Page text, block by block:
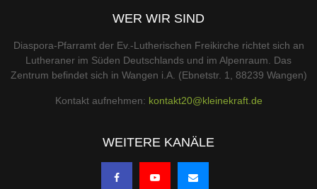
WER WIR SIND
Diaspora-Pfarramt der Ev.-Lutherischen Freikirche richtet sich an
Lutheraner im Süden Deutschlands und im Alpenraum. Das
Zentrum befindet sich in Wangen i.A. (Ebnetstr. 1, 88239 Wangen)
Kontakt aufnehmen: kontakt20@kleinekraft.de
WEITERE KANÄLE